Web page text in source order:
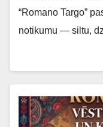
“Romano Targo”
notikumu — siltu,